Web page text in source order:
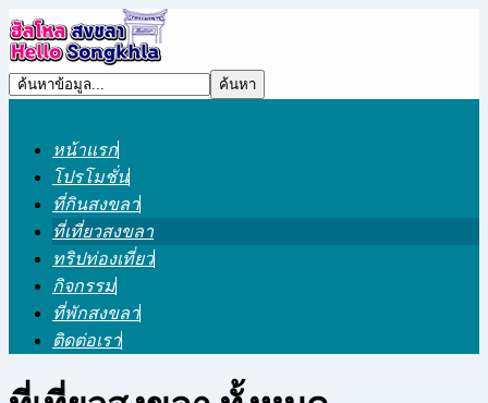
หน้าแรก
โปรโมชั่น
ที่กินสงขลา
ที่เที่ยวสงขลา
ทริปท่องเที่ยว
กิจกรรม
ที่พักสงขลา
ติดต่อเรา